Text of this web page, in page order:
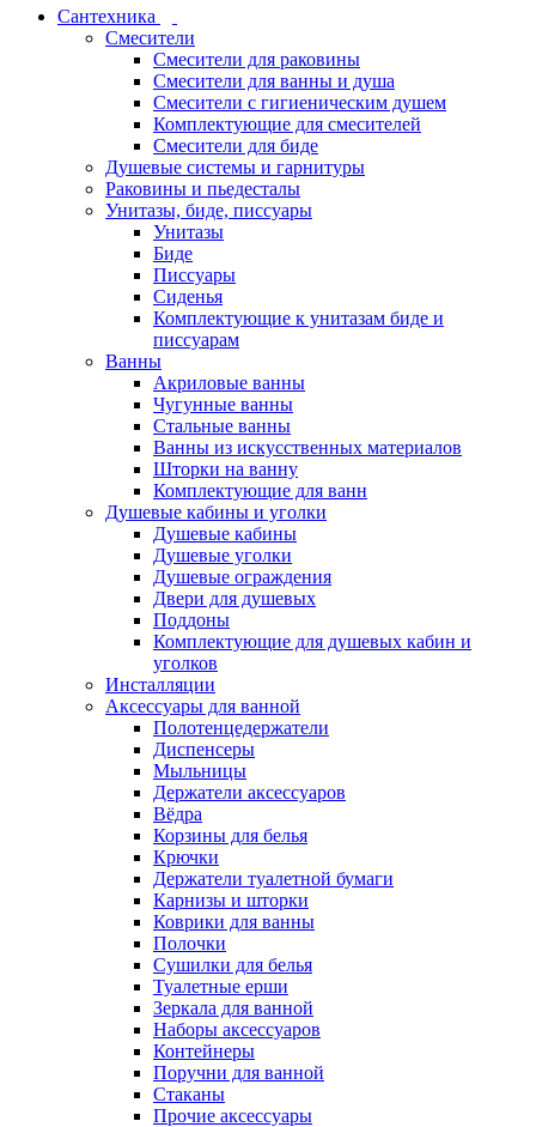
Сантехника
Смесители
Смесители для раковины
Смесители для ванны и душа
Смесители с гигиеническим душем
Комплектующие для смесителей
Смесители для биде
Душевые системы и гарнитуры
Раковины и пьедесталы
Унитазы, биде, писсуары
Унитазы
Биде
Писсуары
Сиденья
Комплектующие к унитазам биде и
писсуарам
Ванны
Акриловые ванны
Чугунные ванны
Стальные ванны
Ванны из искусственных материалов
Шторки на ванну
Комплектующие для ванн
Душевые кабины и уголки
Душевые кабины
Душевые уголки
Душевые ограждения
Двери для душевых
Поддоны
Комплектующие для душевых кабин и
уголков
Инсталляции
Аксессуары для ванной
Полотенцедержатели
Диспенсеры
Мыльницы
Держатели аксессуаров
Вёдра
Корзины для белья
Крючки
Держатели туалетной бумаги
Карнизы и шторки
Коврики для ванны
Полочки
Сушилки для белья
Туалетные ерши
Зеркала для ванной
Наборы аксессуаров
Контейнеры
Поручни для ванной
Стаканы
Прочие аксессуары